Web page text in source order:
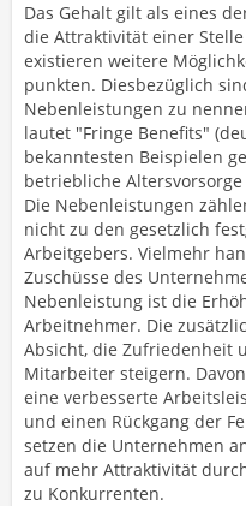
Das Gehalt gilt als eines
die Attraktivität einer
existieren weitere
punkten. Diesbezüglich
Nebenleistungen zu
lautet "Fringe Benefits"
bekanntesten Beispielen
betriebliche
Die Nebenleistungen
nicht zu den gesetzlich
Arbeitgebers. Vielmehr
Zuschüsse des
Nebenleistung ist die
Arbeitnehmer. Die
Absicht, die Zufriedenheit
Mitarbeiter steigern.
eine verbesserte
und einen Rückgang der
setzen die Unternehmen
auf mehr Attraktivität
zu Konkurrenten.